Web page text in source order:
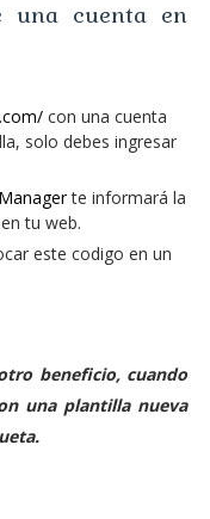
una cuenta en
con una cuenta
solo debes ingresar
te informará la
tu web.
este codigo en un
beneficio, cuando
una plantilla nueva